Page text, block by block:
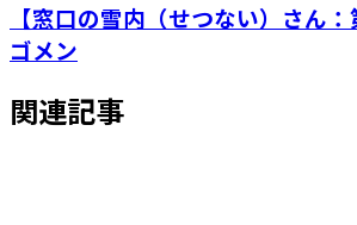
【窓口の雪内（せつない）さん
ゴメン
関連記事